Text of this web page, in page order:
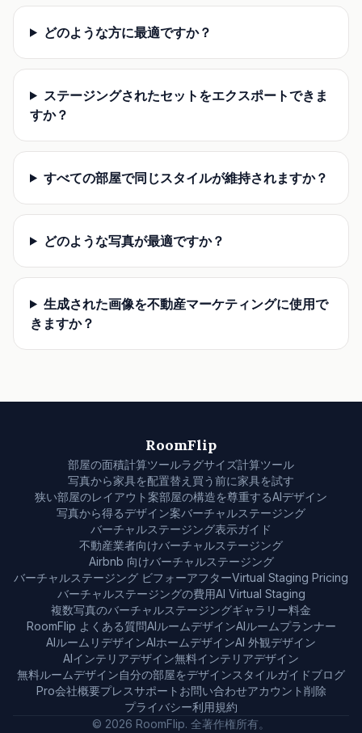
どのような方に最適ですか？
ステージングされたセットをエクスポートできま
すか？
すべての部屋で同じスタイルが維持されますか？
どのような写真が最適ですか？
生成された画像を不動産マーケティングに使用で
きますか？
RoomFlip
部屋の面積計算ツールラグサイズ計算ツール
写真から家具を配置替え 買う前に家具を試す
狭い部屋のレイアウト案部屋の構造を尊重するAIデザイン
写真から得るデザイン案バーチャルステージング
バーチャルステージング表示ガイド
不動産業者向けバーチャルステージング
Airbnb 向けバーチャルステージング
バーチャルステージング ビフォーアフターVirtual Staging Pricing
バーチャルステージングの費用AI Virtual Staging
複数写真のバーチャルステージングギャラリー料金
RoomFlip よくある質問AIルームデザインAIルームプランナー
AIルームリデザインAIホームデザインAI 外観デザイン
AIインテリアデザイン無料インテリアデザイン
無料ルームデザイン自分の部屋をデザインスタイルガイドブログ
Pro会社概要プレスサポート お問い合わせアカウント削除
プライバシー利用規約
© 2026 RoomFlip. 全著作権所有。